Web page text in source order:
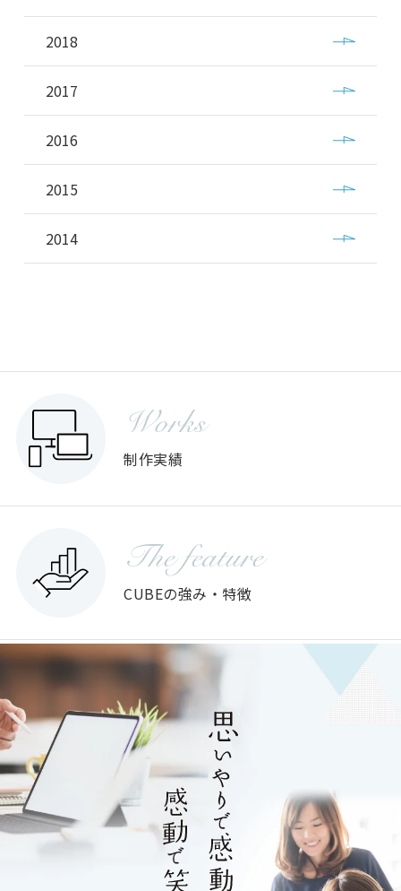
2018
2017
2016
2015
2014
Works
制作実績
The feature
CUBEの強み・特徴